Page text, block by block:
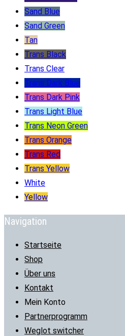
Sand Blue
Sand Green
Tan
Trans Black
Trans Clear
Trans Dark Blue
Trans Dark Pink
Trans Light Blue
Trans Neon Green
Trans Orange
Trans Red
Trans Yellow
White
Yellow
Navigation
Startseite
Shop
Über uns
Kontakt
Mein Konto
Partnerprogramm
Weglot switcher